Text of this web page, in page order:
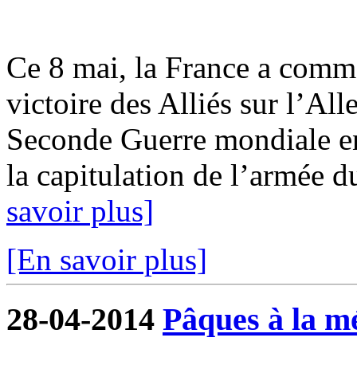
Ce 8 mai, la France a
victoire des Alliés sur
Seconde Guerre mondiale
la capitulation de l’armée
savoir plus]
[En savoir plus]
28-04-2014 Pâques à la